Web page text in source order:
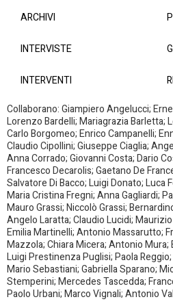
ARCHIVI
INTERVISTE
INTERVENTI
Collaborano: Giampiero Angelucci;
Lorenzo Bardelli; Mariagrazia Barletta;
Carlo Borgomeo; Enrico Campanelli;
Claudio Cipollini; Giuseppe Ciaglia;
Anna Corrado; Giovanni Costa; Dario
Francesco Decarolis; Gaetano De
Salvatore Di Bacco; Luigi Donato; Luca
Maria Cristina Fregni; Anna Gagliardi;
Mauro Grassi; Niccolò Grassi;
Angelo Laratta; Claudio Lucidi;
Emilia Martinelli; Antonio Massarutto;
Mazzola; Chiara Micera; Antonio Mura;
Luigi Prestinenza Puglisi; Paola
Mario Sebastiani; Gabriella Sparano;
Stemperini; Mercedes Tascedda;
Paolo Urbani; Marco Vignali; Antonio